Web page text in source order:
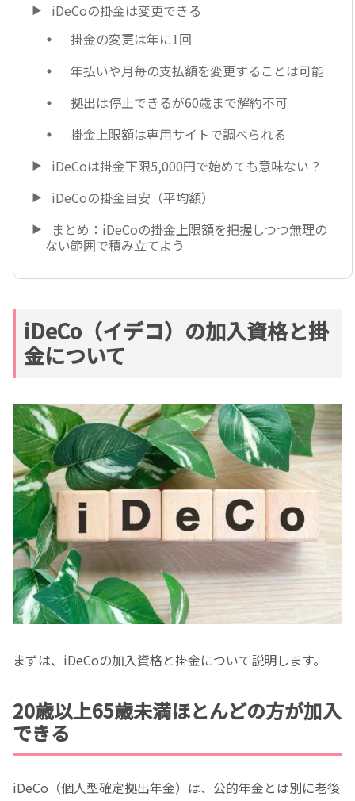
iDeCoの掛金は変更できる
掛金の変更は年に1回
年払いや月毎の支払額を変更することは可能
拠出は停止できるが60歳まで解約不可
掛金上限額は専用サイトで調べられる
iDeCoは掛金下限5,000円で始めても意味ない？
iDeCoの掛金目安（平均額）
まとめ：iDeCoの掛金上限額を把握しつつ無理の
ない範囲で積み立てよう
iDeCo（イデコ）の加入資格と掛
金について
まずは、iDeCoの加入資格と掛金について説明します。
20歳以上65歳未満ほとんどの方が加入
できる
iDeCo（個人型確定拠出年金）は、公的年金とは別に老後